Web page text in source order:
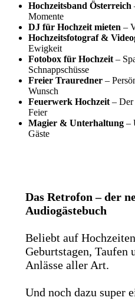
Hochzeitsband Österreich
Momente
DJ für Hochzeit mieten –
Hochzeitsfotograf &
Ewigkeit
Fotobox für Hochzeit –
Schnappschüsse
Freier Trauredner –
Wunsch
Feuerwerk Hochzeit – Der
Feier
Magier & Unterhaltung –
Gäste
Das Retrofon – der
Audiogästebuch
Beliebt auf
Geburtstagen, Taufen
Anlässe aller Art.
Und noch dazu super